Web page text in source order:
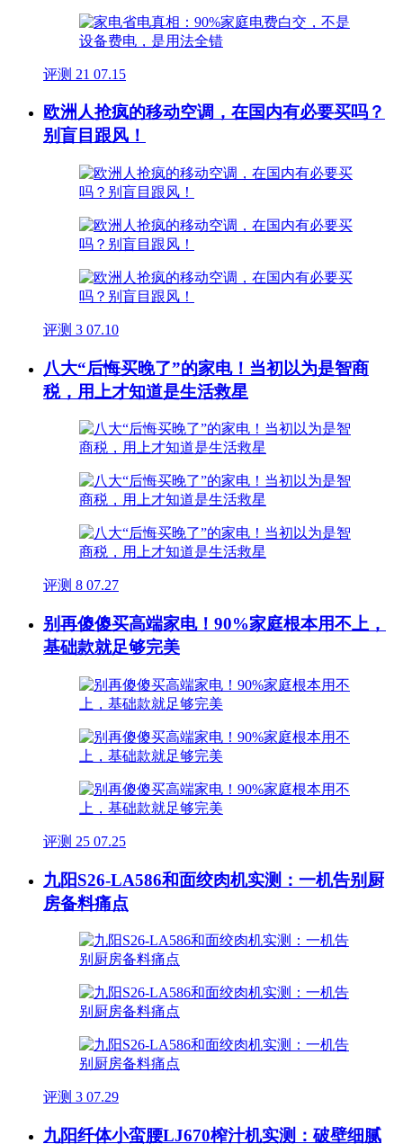
评测 21 07.15
欧洲人抢疯的移动空调，在国内有必要买吗？
别盲目跟风！
评测 3 07.10
八大“后悔买晚了”的家电！当初以为是智商
税，用上才知道是生活救星
评测 8 07.27
别再傻傻买高端家电！90%家庭根本用不上，
基础款就足够完美
评测 25 07.25
九阳S26-LA586和面绞肉机实测：一机告别厨
房备料痛点
评测 3 07.29
九阳纤体小蛮腰LJ670榨汁机实测：破壁细腻